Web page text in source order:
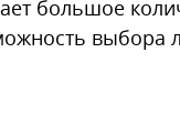
большое
выбора